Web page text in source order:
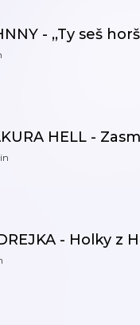
- ,,Ty seš
HELL -
- Holky z